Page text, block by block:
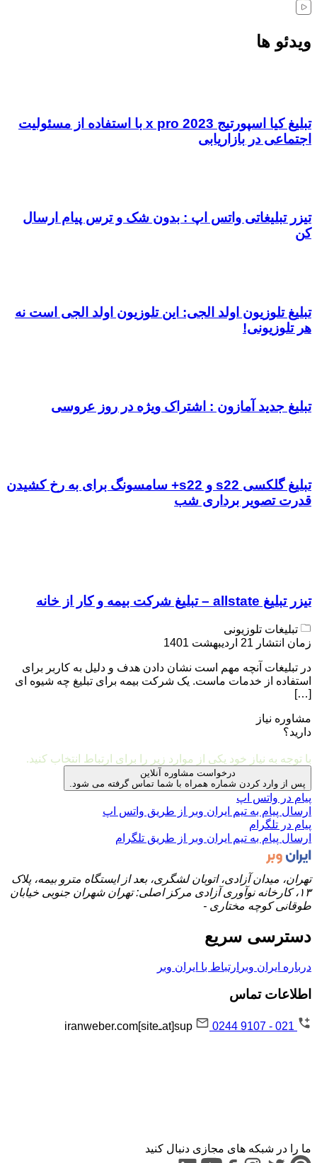
ویدئو ها
تبلیغ کیا اسپورتیج x pro 2023 با استفاده از مسئولیت
اجتماعی در بازاریابی
تیزر تبلیغاتی واتس اپ : بدون شک و ترس پیام ارسال
کن
تبلیغ تلوزیون اولد الجی: این تلوزیون اولد الجی است نه
هر تلوزیونی!
تبلیغ جدید آمازون : اشتراک ویژه در روز عروسی
تبلیغ گلکسی s22 و s22+ سامسونگ برای به رخ کشیدن
قدرت تصویر برداری شب
تیزر تبلیغ allstate – تبلیغ شرکت بیمه و کار از خانه
تبلیغات تلوزیونی
زمان انتشار 21 اردیبهشت 1401
در تبلیغات آنچه مهم است نشان دادن هدف و دلیل به کاربر برای
استفاده از خدمات ماست. یک شرکت بیمه برای تبلیغ چه شیوه ای
[…]
مشاوره نیاز
دارید؟
با توجه به نیاز خود یکی از موارد زیر را برای ارتباط انتخاب کنید.
درخواست مشاوره آنلاین
پس از وارد کردن شماره همراه با شما تماس گرفته می شود.
پیام در واتس اپ
ارسال پیام به تیم ایران وبر از طریق واتس اپ
پیام در تلگرام
ارسال پیام به تیم ایران وبر از طریق تلگرام
تهران، میدان آزادی، اتوبان لشگری، بعد از ایستگاه مترو بیمه، پلاک
۱۳، کارخانه نوآوری آزادی مرکز اصلی: تهران شهران جنوبی خیابان
طوقانی کوچه مختاری -
دسترسی سریع
درباره ایران وبر ارتباط با ایران وبر
اطلاعات تماس
ما را در شبکه های مجازی دنبال کنید